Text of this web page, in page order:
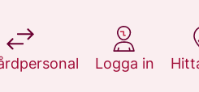
1177.se
Logga in
på 1177.se
på